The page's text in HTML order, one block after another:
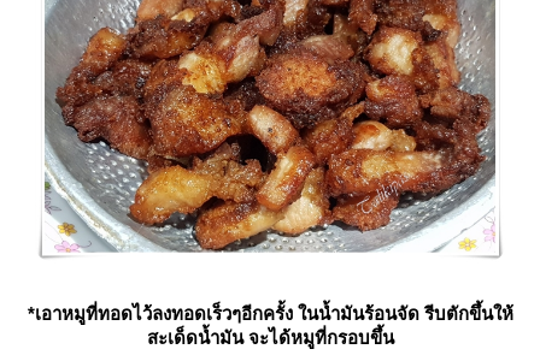
*เอาหมูที่ทอดไว้ลงทอดเร็วๆอีกครั้ง ในน้ำมันร้อนจัด รีบตักขึ้นให้
สะเด็ดน้ำมัน จะได้หมูที่กรอบขึ้น